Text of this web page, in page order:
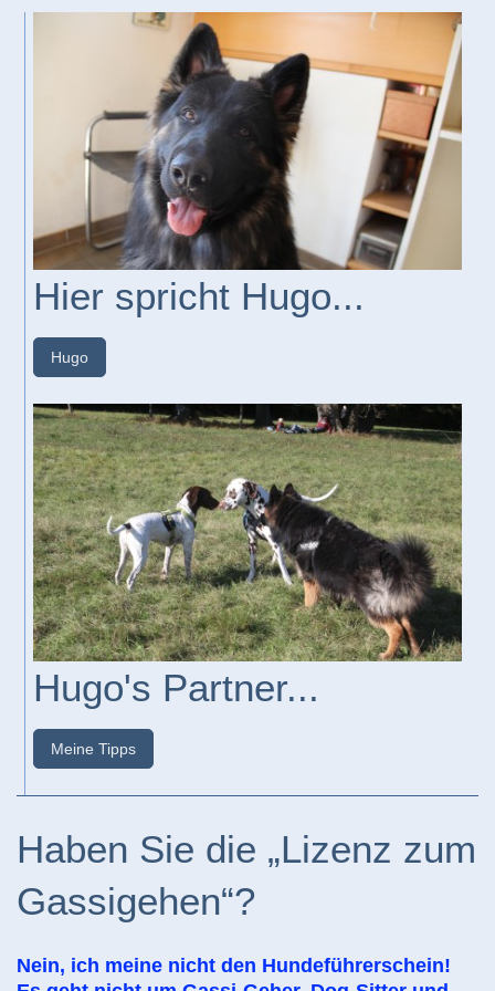
Hier spricht Hugo...
Hugo
Hugo's Partner...
Meine Tipps
Haben Sie die „Lizenz zum
Gassigehen“?
Nein, ich meine nicht den Hundeführerschein!